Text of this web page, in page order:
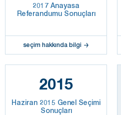
2017 Anayasa
Referandumu Sonuçları
seçim hakkında bilgi
2015
Haziran 2015 Genel Seçimi
Sonuçları